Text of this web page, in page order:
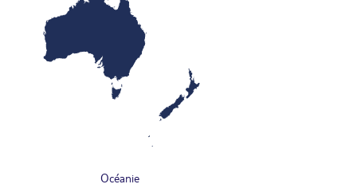
Océanie